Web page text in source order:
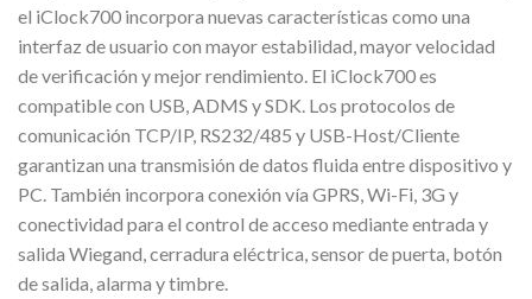
el iClock700 incorpora nuevas características como una
interfaz de usuario con mayor estabilidad, mayor velocidad
de verificación y mejor rendimiento. El iClock700 es
compatible con USB, ADMS y SDK. Los protocolos de
comunicación TCP/IP, RS232/485 y USB-Host/Cliente
garantizan una transmisión de datos fluida entre dispositivo y
PC. También incorpora conexión vía GPRS, Wi-Fi, 3G y
conectividad para el control de acceso mediante entrada y
salida Wiegand, cerradura eléctrica, sensor de puerta, botón
de salida, alarma y timbre.